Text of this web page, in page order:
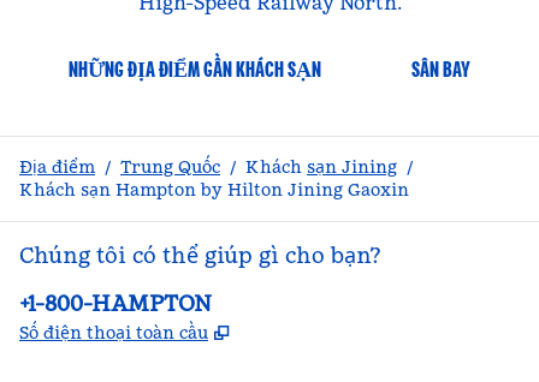
NHỮNG ĐỊA ĐIỂM GẦN KHÁCH SẠN SÂN BAY
Địa điểm / Trung Quốc / Khách sạn Jining /
Khách sạn Hampton by Hilton Jining Gaoxin
Chúng tôi có thể giúp gì cho bạn?
Điện thoại:
+1-800-HAMPTON
Số điện thoại toàn cầu ,